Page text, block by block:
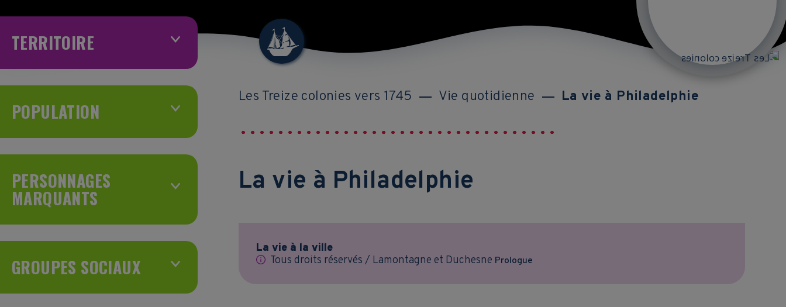
TERRITOIRE
POPULATION
PERSONNAGES
MARQUANTS
GROUPES SOCIAUX
Les Treize colonies vers 1745 Vie quotidienne La vie à Philadelphie
La vie à Philadelphie
La vie à la ville
Tous droits réservés / Lamontagne et Duchesne Prologue